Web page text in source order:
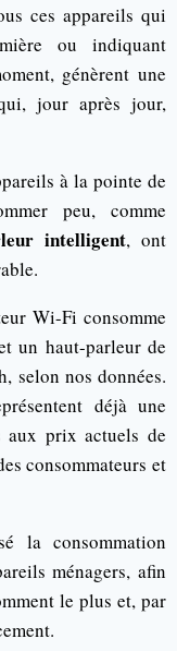
ces appareils qui
ou indiquant
génèrent une
jour après jour,
à la pointe de
peu, comme
intelligent, ont
Wi-Fi consomme
un haut-parleur de
selon nos données.
déjà une
aux prix actuels de
consommateurs et
la consommation
ménagers, afin
le plus et, par